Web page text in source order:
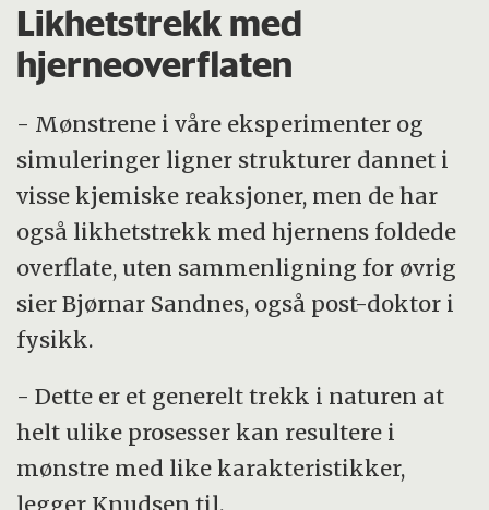
Likhetstrekk med
hjerneoverflaten
- Mønstrene i våre eksperimenter og
simuleringer ligner strukturer dannet i
visse kjemiske reaksjoner, men de har
også likhetstrekk med hjernens foldede
overflate, uten sammenligning for øvrig
sier Bjørnar Sandnes, også post-doktor i
fysikk.
- Dette er et generelt trekk i naturen at
helt ulike prosesser kan resultere i
mønstre med like karakteristikker,
legger Knudsen til.